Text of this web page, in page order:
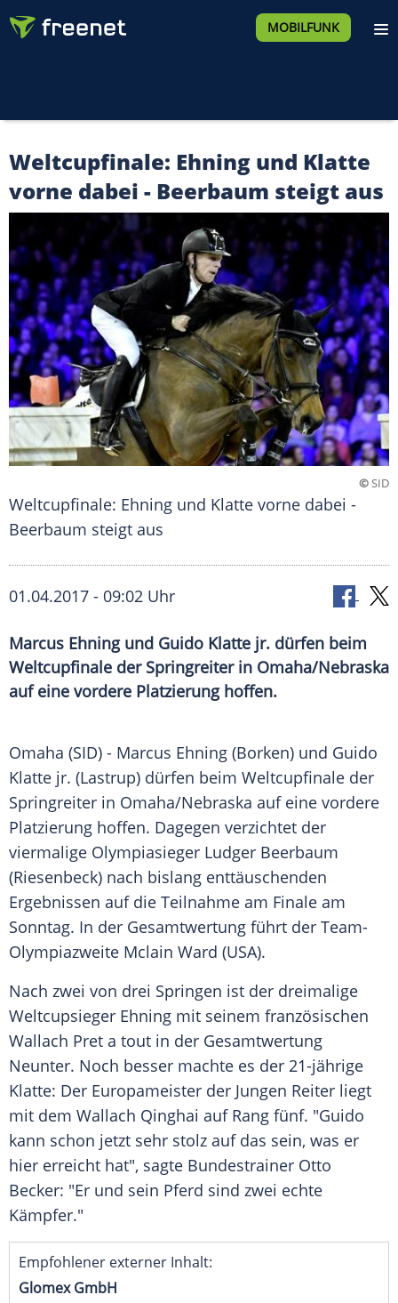
MOBILFUNK
Weltcupfinale: Ehning und Klatte
vorne dabei - Beerbaum steigt aus
©SID
Weltcupfinale: Ehning und Klatte vorne dabei -
Beerbaum steigt aus
01.04.2017 - 09:02 Uhr
Marcus Ehning und Guido Klatte jr. dürfen beim
Weltcupfinale der Springreiter in Omaha/Nebraska
auf eine vordere Platzierung hoffen.
Omaha (SID) - Marcus Ehning (Borken) und Guido
Klatte jr. (Lastrup) dürfen beim Weltcupfinale der
Springreiter in Omaha/Nebraska auf eine vordere
Platzierung hoffen. Dagegen verzichtet der
viermalige Olympiasieger Ludger Beerbaum
(Riesenbeck) nach bislang enttäuschenden
Ergebnissen auf die Teilnahme am Finale am
Sonntag. In der Gesamtwertung führt der Team-
Olympiazweite Mclain Ward (USA).
Nach zwei von drei Springen ist der dreimalige
Weltcupsieger Ehning mit seinem französischen
Wallach Pret a tout in der Gesamtwertung
Neunter. Noch besser machte es der 21-jährige
Klatte: Der Europameister der Jungen Reiter liegt
mit dem Wallach Qinghai auf Rang fünf. "Guido
kann schon jetzt sehr stolz auf das sein, was er
hier erreicht hat", sagte Bundestrainer Otto
Becker: "Er und sein Pferd sind zwei echte
Kämpfer."
Empfohlener externer Inhalt:
Glomex GmbH